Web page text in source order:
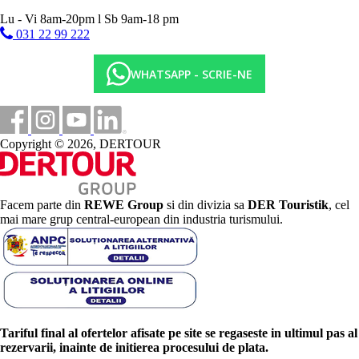
Lu - Vi 8am-20pm l Sb 9am-18 pm
031 22 99 222
WHATSAPP - SCRIE-NE
Copyright © 2026, DERTOUR
Facem parte din REWE Group si din divizia sa DER Touristik, cel
mai mare grup central-european din industria turismului.
Tariful final al ofertelor afisate pe site se regaseste in ultimul pas al
rezervarii, inainte de initierea procesului de plata.